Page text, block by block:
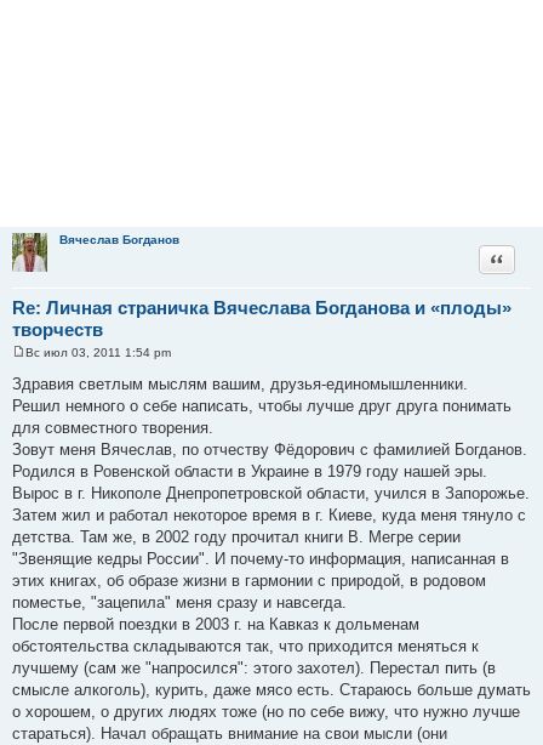
Вячеслав Богданов
Re: Личная страничка Вячеслава Богданова и «плоды»
творчеств
Цитата
о
о
б
щ
е
н
и
е
Вс июл 03, 2011 1:54 pm
Здравия светлым мыслям вашим, друзья-единомышленники.
Решил немного о себе написать, чтобы лучше друг друга понимать
для совместного творения.
Зовут меня Вячеслав, по отчеству Фёдорович с фамилией Богданов.
Родился в Ровенской области в Украине в 1979 году нашей эры.
Вырос в г. Никополе Днепропетровской области, учился в Запорожье.
Затем жил и работал некоторое время в г. Киеве, куда меня тянуло с
детства. Там же, в 2002 году прочитал книги В. Мегре серии
"Звенящие кедры России". И почему-то информация, написанная в
этих книгах, об образе жизни в гармонии с природой, в родовом
поместье, "зацепила" меня сразу и навсегда.
После первой поездки в 2003 г. на Кавказ к дольменам
обстоятельства складываются так, что приходится меняться к
лучшему (сам же "напросился": этого захотел). Перестал пить (в
смысле алкоголь), курить, даже мясо есть. Стараюсь больше думать
о хорошем, о других людях тоже (но по себе вижу, что нужно лучше
стараться). Начал обращать внимание на свои мысли (они